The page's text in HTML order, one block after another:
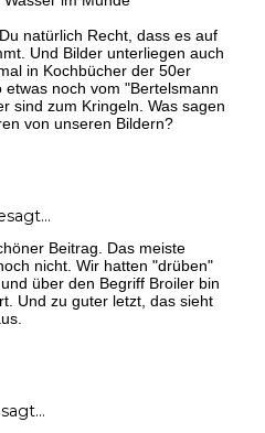
natürlich Recht, dass es auf
Und Bilder unterliegen auch
in Kochbücher der 50er
noch vom "Bertelsmann
sind zum Kringeln. Was sagen
von unseren Bildern?
Beitrag. Das meiste
nicht. Wir hatten "drüben"
über den Begriff Broiler bin
Und zu guter letzt, das sieht